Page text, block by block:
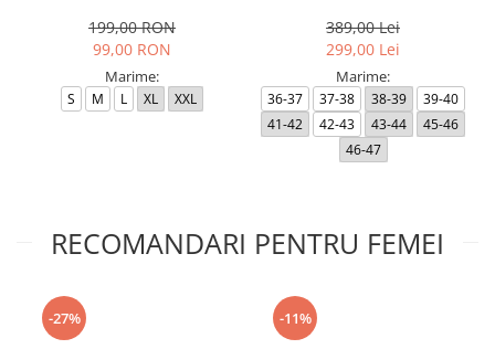
199,00 RON
99,00 RON
Marime:
S M L XL XXL
389,00 Lei
299,00 Lei
Marime:
36-37 37-38 38-39
39-40
41-42
42-43 43-44
45-46
46-47
RECOMANDARI PENTRU FEMEI
-27% -11%